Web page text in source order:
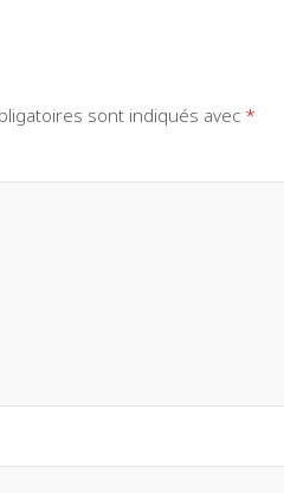
sont indiqués avec *